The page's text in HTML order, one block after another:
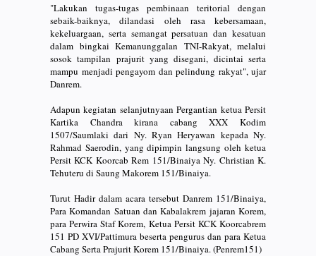
"Lakukan tugas-tugas pembinaan teritorial dengan
sebaik-baiknya, dilandasi oleh rasa kebersamaan,
kekeluargaan, serta semangat persatuan dan kesatuan
dalam bingkai Kemanunggalan TNI-Rakyat, melalui
sosok tampilan prajurit yang disegani, dicintai serta
mampu menjadi pengayom dan pelindung rakyat", ujar
Danrem.
Adapun kegiatan selanjutnyaan Pergantian ketua Persit
Kartika Chandra kirana cabang XXX Kodim
1507/Saumlaki dari Ny. Ryan Heryawan kepada Ny.
Rahmad Saerodin, yang dipimpin langsung oleh ketua
Persit KCK Koorcab Rem 151/Binaiya Ny. Christian K.
Tehuteru di Saung Makorem 151/Binaiya.
Turut Hadir dalam acara tersebut Danrem 151/Binaiya,
Para Komandan Satuan dan Kabalakrem jajaran Korem,
para Perwira Staf Korem, Ketua Persit KCK Koorcabrem
151 PD XVI/Pattimura beserta pengurus dan para Ketua
Cabang Serta Prajurit Korem 151/Binaiya. (Penrem151)